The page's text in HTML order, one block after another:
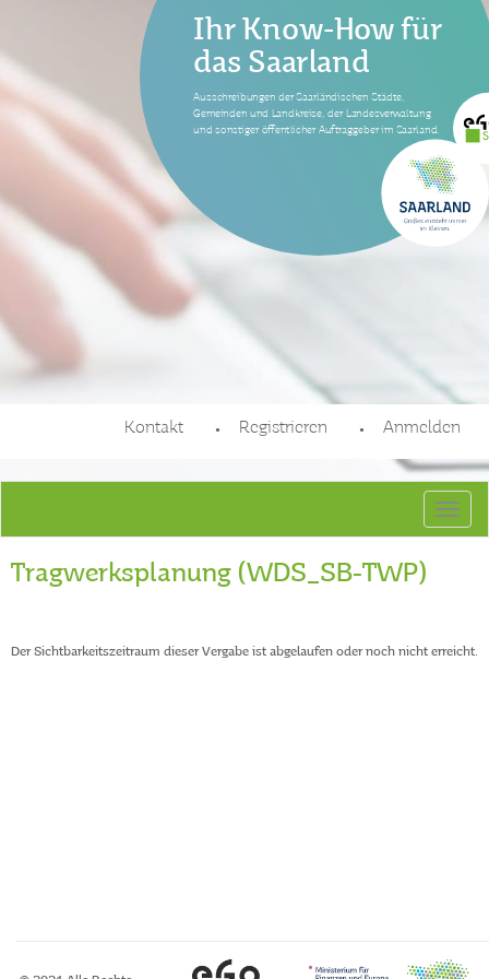
Ihr Know-How für
das Saarland
Ausschreibungen der Saarländischen Städte,
Gemeinden und Landkreise, der Landesverwaltung
und sonstiger öffentlicher Auftraggeber im Saarland.
Kontakt Registrieren Anmelden
Tragwerksplanung (WDS_SB-TWP)
Der Sichtbarkeitszeitraum dieser Vergabe ist abgelaufen oder noch nicht erreicht.